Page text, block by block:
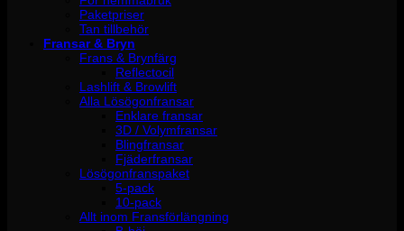
Paketpriser
Tan tillbehör
Fransar & Bryn
Frans & Brynfärg
Reflectocil
Lashlift & Browlift
Alla Lösögonfransar
Enklare fransar
3D / Volymfransar
Blingfransar
Fjäderfransar
Lösögonfranspaket
5-pack
10-pack
Allt inom Fransförlängning